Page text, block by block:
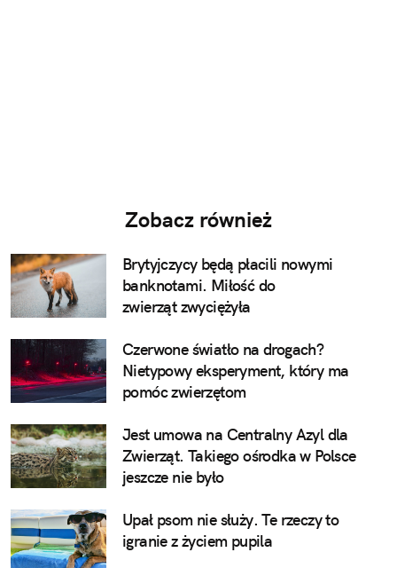
Zobacz również
Brytyjczycy będą płacili nowymi
banknotami. Miłość do
zwierząt zwyciężyła
Czerwone światło na drogach?
Nietypowy eksperyment, który ma
pomóc zwierzętom
Jest umowa na Centralny Azyl dla
Zwierząt. Takiego ośrodka w Polsce
jeszcze nie było
Upał psom nie służy. Te rzeczy to
igranie z życiem pupila